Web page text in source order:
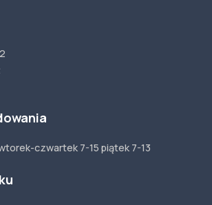
czwartek 7-15 piątek 7-13